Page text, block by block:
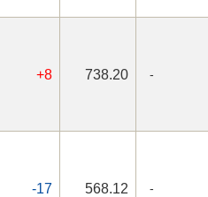
+8 738.20 -
-17 568.12 -